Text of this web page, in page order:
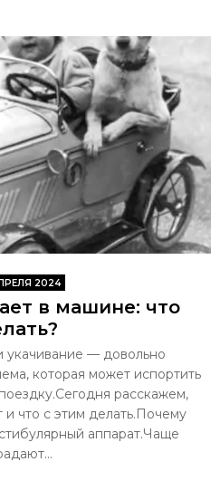
2024
в машине: что
укачивание — довольно
которая может испортить
расскажем,
и что с этим делать.Почему
аппарат.Чаще